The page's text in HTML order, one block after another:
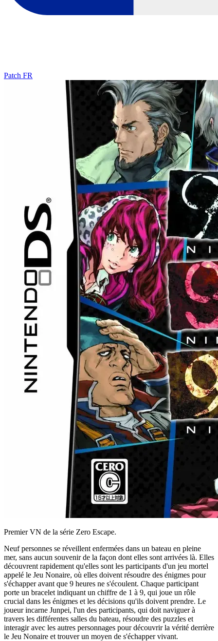
Patch FR
Premier VN de la série Zero Escape.
Neuf personnes se réveillent enfermées dans un bateau en pleine
mer, sans aucun souvenir de la façon dont elles sont arrivées là. Elles
découvrent rapidement qu'elles sont les participants d'un jeu mortel
appelé le Jeu Nonaire, où elles doivent résoudre des énigmes pour
s'échapper avant que 9 heures ne s'écoulent. Chaque participant
porte un bracelet indiquant un chiffre de 1 à 9, qui joue un rôle
crucial dans les énigmes et les décisions qu'ils doivent prendre. Le
joueur incarne Junpei, l'un des participants, qui doit naviguer à
travers les différentes salles du bateau, résoudre des puzzles et
interagir avec les autres personnages pour découvrir la vérité derrière
le Jeu Nonaire et trouver un moyen de s'échapper vivant.